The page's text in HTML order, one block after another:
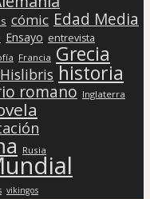
cómic Edad Media
Ensayo entrevista
Francia Grecia
Hislibris historia
romano Inglaterra
Rusia
vikingos